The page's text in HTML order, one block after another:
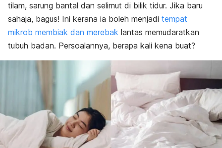
tilam, sarung bantal dan selimut di bilik tidur. Jika baru
sahaja, bagus! Ini kerana ia boleh menjadi tempat
mikrob membiak dan merebak lantas memudaratkan
tubuh badan. Persoalannya, berapa kali kena buat?